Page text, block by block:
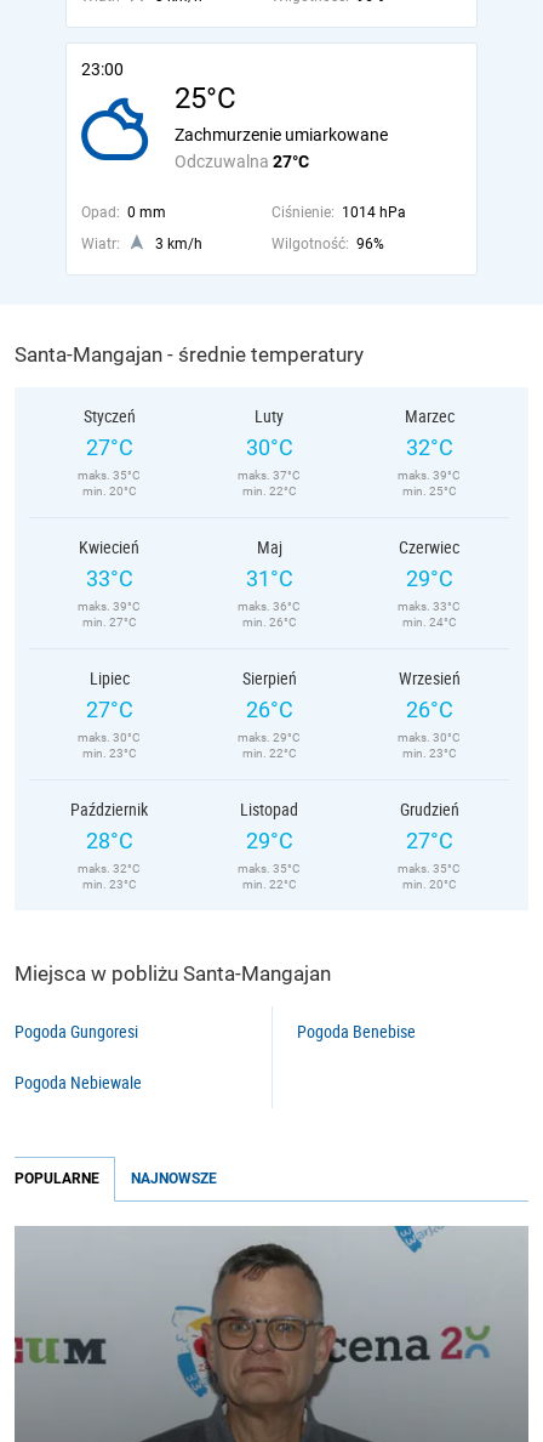
23:00
25°C
Odczuwalna 27°C
Zachmurzenie umiarkowane
Opad: 0 mm Ciśnienie: 1014 hPa
Wiatr:
3 km/h Wilgotność: 96%
Santa-Mangajan - średnie temperatury
Styczeń
27°C
maks. 35°C
min. 20°C
Luty
30°C
maks. 37°C
min. 22°C
Marzec
32°C
maks. 39°C
min. 25°C
Kwiecień
33°C
maks. 39°C
min. 27°C
Maj
31°C
maks. 36°C
min. 26°C
Czerwiec
29°C
maks. 33°C
min. 24°C
Lipiec
27°C
maks. 30°C
min. 23°C
Sierpień
26°C
maks. 29°C
min. 22°C
Wrzesień
26°C
maks. 30°C
min. 23°C
Październik
28°C
maks. 32°C
min. 23°C
Listopad
29°C
maks. 35°C
min. 22°C
Grudzień
27°C
maks. 35°C
min. 20°C
Miejsca w pobliżu Santa-Mangajan
Pogoda Gungoresi
Pogoda Nebiewale
Pogoda Benebise
POPULARNE NAJNOWSZE